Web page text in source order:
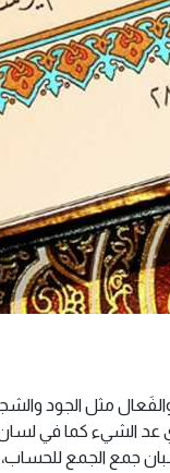
مثل الجود
عد الشيء كما في
جمع الجمع للحساب،